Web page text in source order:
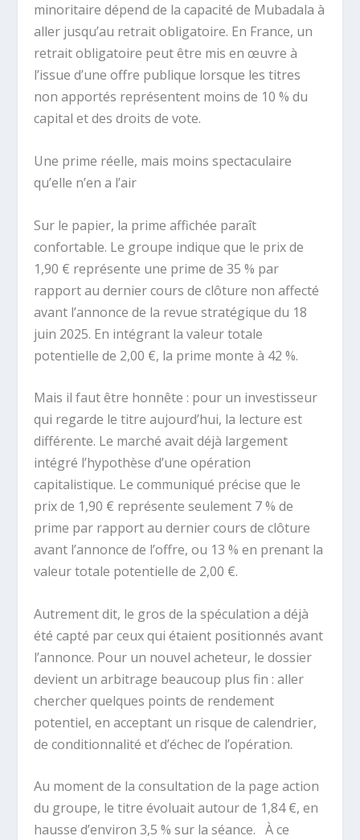
minoritaire dépend de la capacité de Mubadala à
aller jusqu’au retrait obligatoire. En France, un
retrait obligatoire peut être mis en œuvre à
l’issue d’une offre publique lorsque les titres
non apportés représentent moins de 10 % du
capital et des droits de vote.
Une prime réelle, mais moins spectaculaire
qu’elle n’en a l’air
Sur le papier, la prime affichée paraît
confortable. Le groupe indique que le prix de
1,90 € représente une prime de 35 % par
rapport au dernier cours de clôture non affecté
avant l’annonce de la revue stratégique du 18
juin 2025. En intégrant la valeur totale
potentielle de 2,00 €, la prime monte à 42 %.
Mais il faut être honnête : pour un investisseur
qui regarde le titre aujourd’hui, la lecture est
différente. Le marché avait déjà largement
intégré l’hypothèse d’une opération
capitalistique. Le communiqué précise que le
prix de 1,90 € représente seulement 7 % de
prime par rapport au dernier cours de clôture
avant l’annonce de l’offre, ou 13 % en prenant la
valeur totale potentielle de 2,00 €.
Autrement dit, le gros de la spéculation a déjà
été capté par ceux qui étaient positionnés avant
l’annonce. Pour un nouvel acheteur, le dossier
devient un arbitrage beaucoup plus fin : aller
chercher quelques points de rendement
potentiel, en acceptant un risque de calendrier,
de conditionnalité et d’échec de l’opération.
Au moment de la consultation de la page action
du groupe, le titre évoluait autour de 1,84 €, en
hausse d’environ 3,5 % sur la séance.
À ce